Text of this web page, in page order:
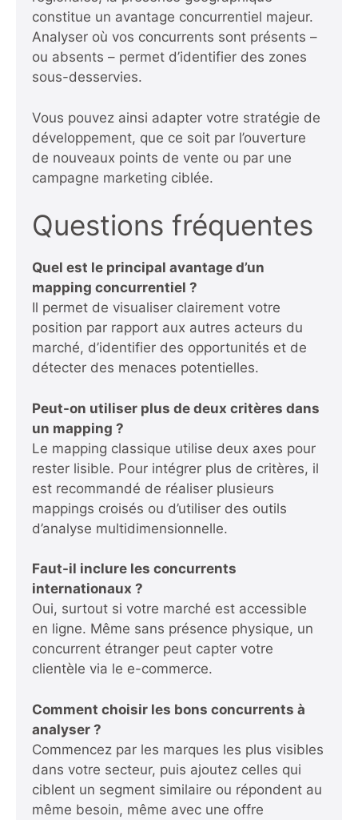
constitue un avantage concurrentiel majeur.
Analyser où vos concurrents sont présents –
ou absents – permet d’identifier des zones
sous-desservies.
Vous pouvez ainsi adapter votre stratégie de
développement, que ce soit par l’ouverture
de nouveaux points de vente ou par une
campagne marketing ciblée.
Questions fréquentes
Quel est le principal avantage d’un
mapping concurrentiel ?
Il permet de visualiser clairement votre
position par rapport aux autres acteurs du
marché, d’identifier des opportunités et de
détecter des menaces potentielles.
Peut-on utiliser plus de deux critères dans
un mapping ?
Le mapping classique utilise deux axes pour
rester lisible. Pour intégrer plus de critères, il
est recommandé de réaliser plusieurs
mappings croisés ou d’utiliser des outils
d’analyse multidimensionnelle.
Faut-il inclure les concurrents
internationaux ?
Oui, surtout si votre marché est accessible
en ligne. Même sans présence physique, un
concurrent étranger peut capter votre
clientèle via le e-commerce.
Comment choisir les bons concurrents à
analyser ?
Commencez par les marques les plus visibles
dans votre secteur, puis ajoutez celles qui
ciblent un segment similaire ou répondent au
même besoin, même avec une offre